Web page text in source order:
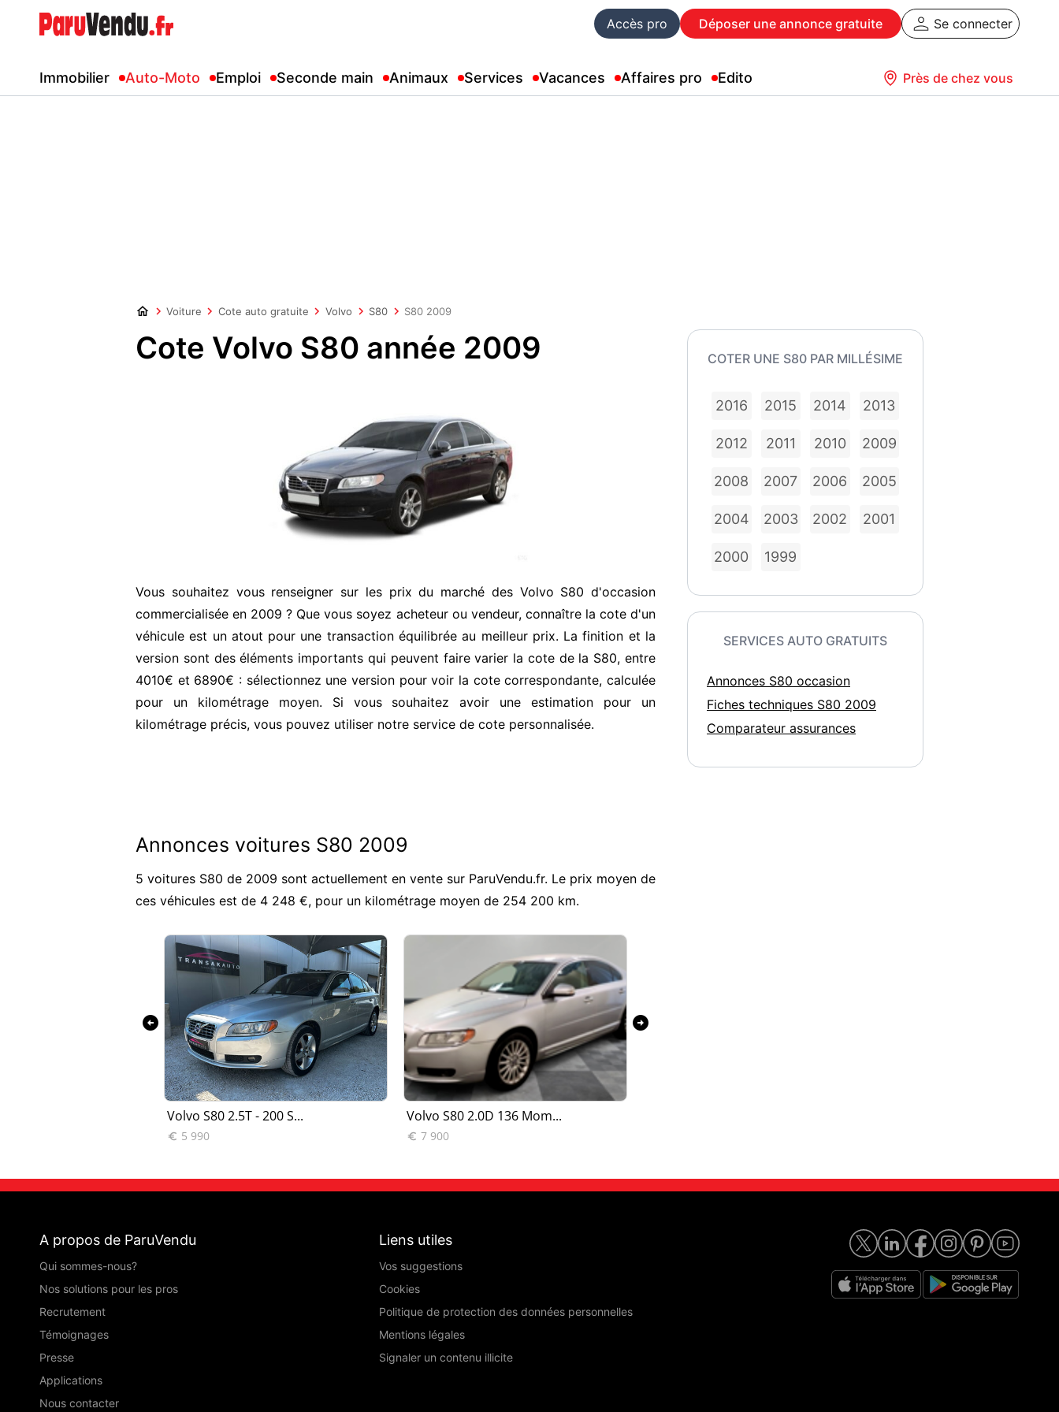
Accès pro Déposer une annonce gratuite Se connecter
Immobilier Auto-Moto Emploi Seconde main Animaux Services Vacances Affaires pro Edito Près de chez vous
Voiture Cote auto gratuite Volvo S80 S80 2009
Cote Volvo S80 année 2009
Vous souhaitez vous renseigner sur les prix du marché des Volvo S80 d'occasion
commercialisée en 2009 ? Que vous soyez acheteur ou vendeur, connaître la cote d'un
véhicule est un atout pour une transaction équilibrée au meilleur prix. La finition et la
version sont des éléments importants qui peuvent faire varier la cote de la S80, entre
4010€ et 6890€ : sélectionnez une version pour voir la cote correspondante, calculée
pour un kilométrage moyen. Si vous souhaitez avoir une estimation pour un
kilométrage précis, vous pouvez utiliser notre service de cote personnalisée.
Annonces voitures S80 2009
5 voitures S80 de 2009 sont actuellement en vente sur ParuVendu.fr. Le prix moyen de
ces véhicules est de 4 248 €, pour un kilométrage moyen de 254 200 km.
Volvo S80 2.5T - 200 S...
 5 990
Volvo S80 2.0D 136 Mom...
 7 900
arrow_circle_left arrow_circle_right
COTER UNE S80 PAR MILLÉSIME
2016 2015 2014 2013
2012 2011 2010 2009
2008 2007 2006 2005
2004 2003 2002 2001
2000 1999
SERVICES AUTO GRATUITS
Annonces S80 occasion
Fiches techniques S80 2009
Comparateur assurances
A propos de ParuVendu
Qui sommes-nous?
Nos solutions pour les pros
Recrutement
Témoignages
Presse
Applications
Nous contacter
Liens utiles
Vos suggestions
Cookies
Politique de protection des données personnelles
Mentions légales
Signaler un contenu illicite